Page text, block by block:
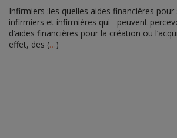
Infirmiers :les quelles aides financières pour
infirmiers et infirmières qui peuvent
d’aides financières pour la création ou
effet, des (…)